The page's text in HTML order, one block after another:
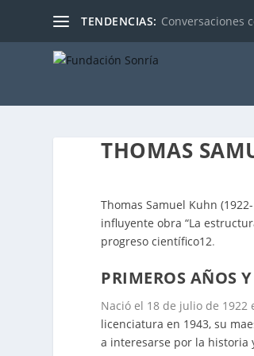
TENDENCIAS: Conversaciones
THOMAS
Thomas Samuel Kuhn
influyente obra “La
progreso científico12.
PRIMEROS AÑOS
Nació el 18 de julio de 1922
licenciatura en 1943, su
a interesarse por la historia